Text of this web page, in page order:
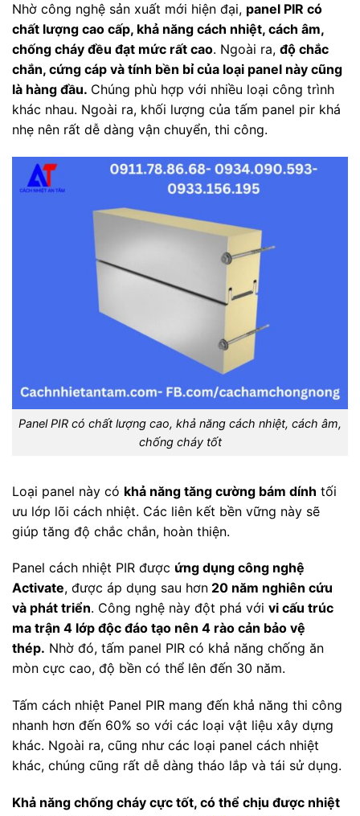
Nhờ công nghệ sản xuất mới hiện đại, panel PIR có
chất lượng cao cấp, khả năng cách nhiệt, cách âm,
chống cháy đều đạt mức rất cao. Ngoài ra, độ chắc
chắn, cứng cáp và tính bền bỉ của loại panel này cũng
là hàng đầu. Chúng phù hợp với nhiều loại công trình
khác nhau. Ngoài ra, khối lượng của tấm panel pir khá
nhẹ nên rất dễ dàng vận chuyển, thi công.
Panel PIR có chất lượng cao, khả năng cách nhiệt, cách âm,
chống cháy tốt
Loại panel này có khả năng tăng cường bám dính tối
ưu lớp lõi cách nhiệt. Các liên kết bền vững này sẽ
giúp tăng độ chắc chắn, hoàn thiện.
Panel cách nhiệt PIR được ứng dụng công nghệ
Activate, được áp dụng sau hơn 20 năm nghiên cứu
và phát triển. Công nghệ này đột phá với vi cấu trúc
ma trận 4 lớp độc đáo tạo nên 4 rào cản bảo vệ
thép. Nhờ đó, tấm panel PIR có khả năng chống ăn
mòn cực cao, độ bền có thể lên đến 30 năm.
Tấm cách nhiệt Panel PIR mang đến khả năng thi công
nhanh hơn đến 60% so với các loại vật liệu xây dựng
khác. Ngoài ra, cũng như các loại panel cách nhiệt
khác, chúng cũng rất dễ dàng tháo lắp và tái sử dụng.
Khả năng chống cháy cực tốt, có thể chịu được nhiệt